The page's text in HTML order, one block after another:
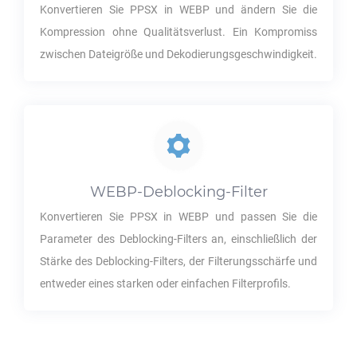
Konvertieren Sie PPSX in WEBPund ändern Sie die
Kompression ohne Qualitätsverlust. Ein Kompromiss
zwischen Dateigröße und Dekodierungsgeschwindigkeit.
WEBP-Deblocking-Filter
Konvertieren Sie PPSX in WEBP und passen Sie die
Parameter des Deblocking-Filters an, einschließlich der
Stärke des Deblocking-Filters, der Filterungsschärfe und
entweder eines starken oder einfachen Filterprofils.